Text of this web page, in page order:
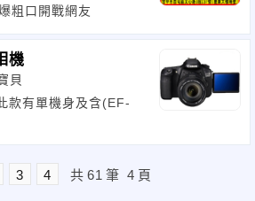
粗口開戰網友
機
貝
款有單機身及含(EF-
3 4 共 61 筆 4 頁